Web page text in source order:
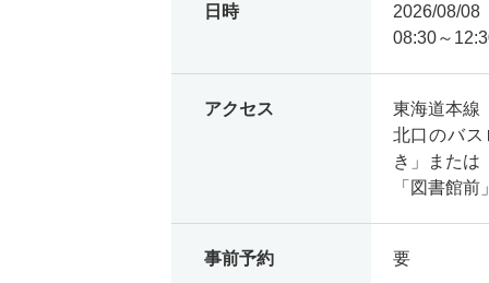
日時
2026/08/08
08:30～
アクセス
東海道本
北口のバ
き」また
「図書館
事前予約 要